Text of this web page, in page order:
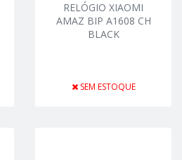
RELÓGIO XIAOMI
AMAZ BIP A1608 CH
BLACK
SEM ESTOQUE